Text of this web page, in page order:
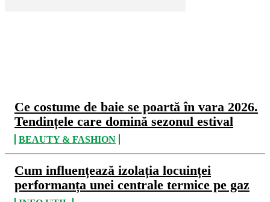
Ce costume de baie se poartă în vara 2026.
Tendințele care domină sezonul estival
BEAUTY & FASHION
Cum influențează izolația locuinței
performanța unei centrale termice pe gaz